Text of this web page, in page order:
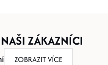
ZÁKAZNÍCI
ZOBRAZIT VÍCE